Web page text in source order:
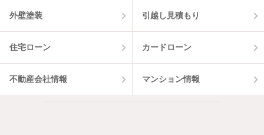
外壁塗装 引越し見積もり
住宅ローン カードローン
不動産会社情報 マンション情報